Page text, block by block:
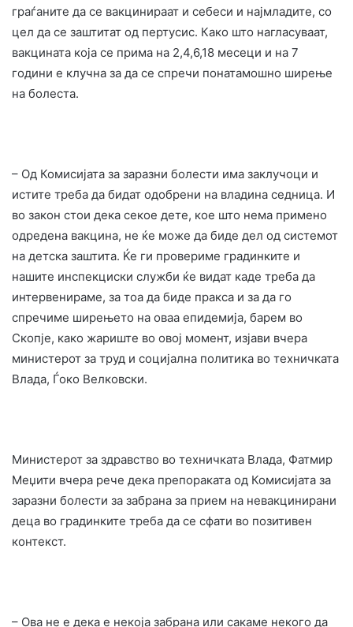
граѓаните да се вакцинираат и себеси и најмладите, со
цел да се заштитат од пертусис. Како што нагласуваат,
вакцината која се прима на 2,4,6,18 месеци и на 7
години е клучна за да се спречи понатамошно ширење
на болеста.
– Од Комисијата за заразни болести има заклучоци и
истите треба да бидат одобрени на владина седница. И
во закон стои дека секое дете, кое што нема примено
одредена вакцина, не ќе може да биде дел од системот
на детска заштита. Ќе ги провериме градинките и
нашите инспекциски служби ќе видат каде треба да
интервенираме, за тоа да биде пракса и за да го
спречиме ширењето на оваа епидемија, барем во
Скопје, како жариште во овој момент, изјави вчера
министерот за труд и социјална политика во техничката
Влада, Ѓоко Велковски.
Министерот за здравство во техничката Влада, Фатмир
Меџити вчера рече дека препораката од Комисијата за
заразни болести за забрана за прием на невакцинирани
деца во градинките треба да се сфати во позитивен
контекст.
– Ова не е дека е некоја забрана или сакаме некого да